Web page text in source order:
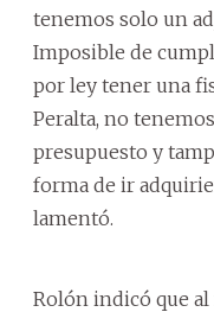
tenemos solo un
Imposible de
por ley tener una
Peralta, no
presupuesto y
forma de ir
lamentó.
Rolón indicó que